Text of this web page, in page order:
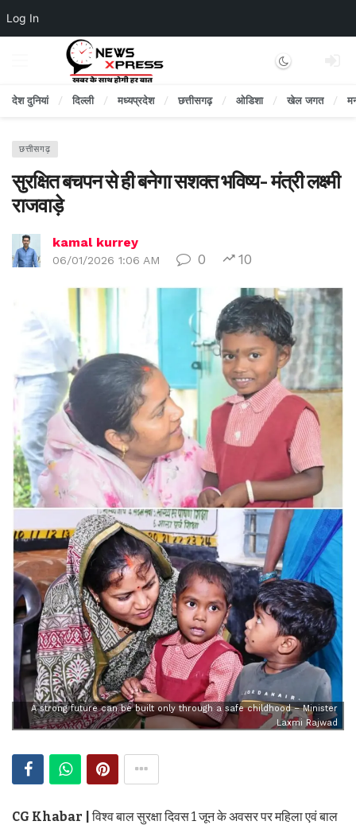
Log In
Dark mode
देश दुनियां दिल्ली मध्यप्रदेश छत्तीसगढ़ ओडिशा खेल जगत
छत्तीसगढ़
सुरक्षित बचपन से ही बनेगा सशक्त भविष्य- मंत्री लक्ष्मी
राजवाड़े
kamal kurrey
06/01/2026 1:06 AM 0 10
A strong future can be built only through a safe childhood – Minister
Laxmi Rajwad
CG Khabar |विश्व बाल सुरक्षा दिवस 1 जून के अवसर पर महिला एवं बाल